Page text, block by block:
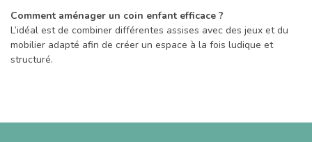
Comment aménager un coin enfant efficace ?
L’idéal est de combiner différentes assises avec des jeux et du
mobilier adapté afin de créer un espace à la fois ludique et
structuré.